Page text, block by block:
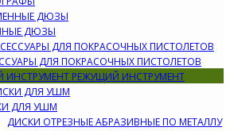
ДЮЗЫ
ДЛЯ ПОКРАСОЧНЫХ ПИСТОЛЕТОВ
РЕЖУЩИЙ ИНСТРУМЕНТ
ДЛЯ УШМ
ДИСКИ ОТРЕЗНЫЕ АБРАЗИВНЫЕ ПО МЕТАЛЛУ